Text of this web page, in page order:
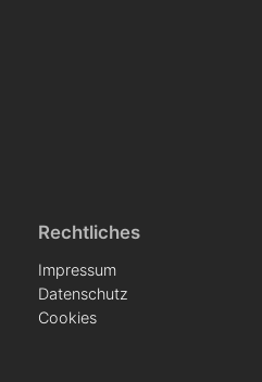
Rechtliches
Impressum
Datenschutz
Cookies